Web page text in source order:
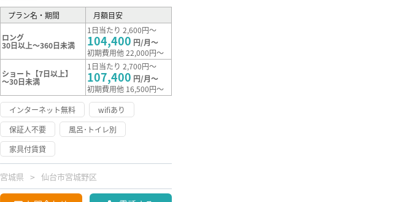
プラン名・期間 月額目安
ロング
30日以上～360日未満
1日当たり 2,600円～
104,400 円/月～
初期費用他 22,000円～
ショート【7日以上】
～30日未満
1日当たり 2,700円～
107,400 円/月～
初期費用他 16,500円～
インターネット無料
wifiあり
保証人不要
風呂･トイレ別
家具付賃貸
宮城県 仙台市宮城野区